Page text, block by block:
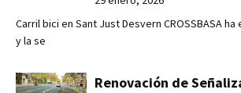
Carril bici en Sant Just Desvern CROSSBASA
y la se
Renovación de